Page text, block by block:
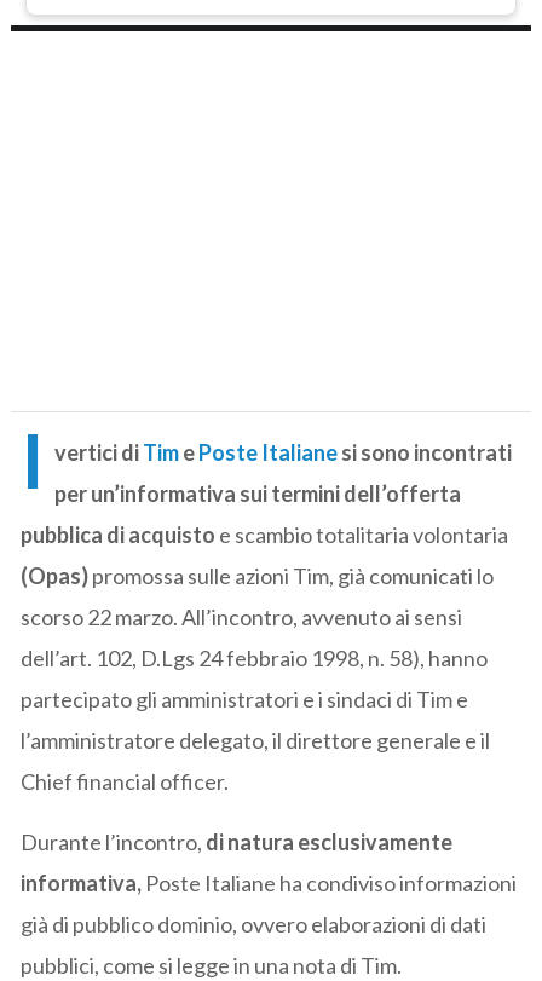
I vertici diTimePoste Italianesi sono incontrati
per un’informativa sui termini dell’offerta
pubblica di acquisto e scambio totalitaria volontaria
(Opas)promossa sulle azioni Tim, già comunicati lo
scorso 22 marzo. All’incontro, avvenuto ai sensi
dell’art. 102, D.Lgs 24 febbraio 1998, n. 58), hanno
partecipato gli amministratori e i sindaci di Tim e
l’amministratore delegato, il direttore generale e il
Chief financial officer.
Durante l’incontro, di natura esclusivamente
informativa, Poste Italiane ha condiviso informazioni
già di pubblico dominio, ovvero elaborazioni di dati
pubblici, come si legge in una nota di Tim.